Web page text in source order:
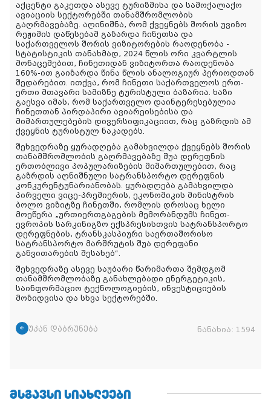
აქცენტი გაკეთდა ასევე ტურიზმისა და სამოქალაქო
ავიაციის სექტორებში თანამშრომლობის
გაღრმავებაზე. აღინიშნა, რომ ქვეყნებს შორის უვიზო
რეჟიმის დაწესებამ გაზარდა ჩინეთსა და
საქართველოს შორის ვიზიტორების რაოდენობა -
სტატისტიკის თანახმად, 2024 წლის ორი კვარტლის
მონაცემებით, ჩინეთიდან ვიზიტორთა რაოდენობა
160%-ით გაიზარდა წინა წლის ანალოგიურ პერიოდთან
შედარებით. ითქვა, რომ ჩინეთი საქართველოს ერთ-
ერთი მთავარი სამიზნე ტურისტული ბაზარია. ხაზი
გაესვა იმას, რომ საქართველო დაინტერესებულია
ჩინეთთან პირდაპირი ავიარეისებისა და
მიმართულებების დივერსიფიკაციით, რაც გაზრდის ამ
ქვეყნის ტურისტულ ნაკადებს.
შეხვედრაზე ყურადღება გამახვილდა ქვეყნებს შორის
თანამშრომლობის გაღრმავებაზე შუა დერეფნის
ერთობლივი პოპულარიზების მიმართულებით, რაც
გაზრდის აღნიშნული სატრანსპორტო დერეფნის
კონკურენტუნარიანობას. ყურადღება გამახვილდა
პირველი ვიცე-პრემიერის, ეკონომიკის მინისტრის
ბოლო ვიზიტზე ჩინეთში, რომლის დროსაც ხელი
მოეწერა „ურთიერთგაგების მემორანდუმს ჩინეთ-
ევროპის სარკინიგზო ექსპრესისთვის სატრანსპორტო
დერეფნების, ტრანსკასპიური საერთაშორისო
სატრანსპორტო მარშრუტის შუა დერეფანი
განვითარების შესახებ“.
შეხვედრაზე ასევე საუბარი წარიმართა შემდგომ
თანამშრომლობაზე განახლებადი ენერგეტიკის,
საინფორმაციო ტექნოლოგიების, ინვესტიციების
მოზიდვისა და სხვა სექტორებში.
უკან დაბრუნება ნანახია: 1594
ᲛᲡᲒᲐᲕᲡᲘ ᲡᲘᲐᲮᲚᲔᲔᲑᲘ